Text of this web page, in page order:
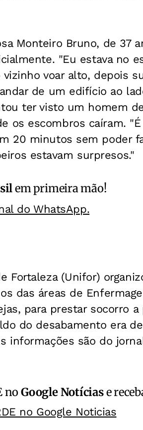
Monteiro Bruno, de 37
"Eu estava no
voar alto, depois
andar de um edifício ao
ter visto um homem
os escombros caíram.
20 minutos sem poder
estavam surpresos."
em primeira mão!
do WhatsApp.
Fortaleza (Unifor)
das áreas de
para prestar socorro
do desabamento era
informações são do
noGoogle Notíciase
no Google Noticias